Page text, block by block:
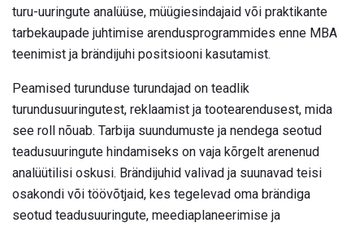
turu-uuringute analüüse, müügiesindajaid või praktikante
tarbekaupade juhtimise arendusprogrammides enne MBA
teenimist ja brändijuhi positsiooni kasutamist.
Peamised turunduse turundajad on teadlik
turundusuuringutest, reklaamist ja tootearendusest, mida
see roll nõuab. Tarbija suundumuste ja nendega seotud
teadusuuringute hindamiseks on vaja kõrgelt arenenud
analüütilisi oskusi. Brändijuhid valivad ja suunavad teisi
osakondi või töövõtjaid, kes tegelevad oma brändiga
seotud teadusuuringute, meediaplaneerimise ja